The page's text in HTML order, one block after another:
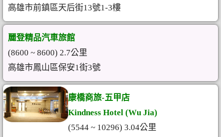
高雄市前鎮區天后街13號1-3樓
麗登精品汽車旅館
(8600 ~ 8600) 2.7公里
高雄市鳳山區保安1街3號
康橋商旅-五甲店
Kindness Hotel (Wu Jia)
(5544 ~ 10296) 3.04公里